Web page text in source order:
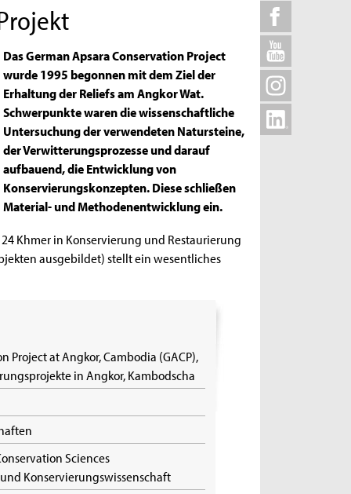
Das German Apsara Conservation Project
wurde 1995 begonnen mit dem Ziel der
Erhaltung der Reliefs am Angkor Wat.
Schwerpunkte waren die wis­senschaftliche
Untersuchung der verwendeten Natursteine,
der Verwitterungsprozesse und darauf
aufbauend, die Entwicklung von
Konservierungskonzepten. Diese schließen
Material- und Methodenentwicklung ein.
Khmer in Konservierung und Restaurierung
ausgebildet) stellt ein wesentliches
Project at Angkor, Cambodia (GACP),
in Angkor, Kambodscha
Sciences
Konservierungswissenschaft